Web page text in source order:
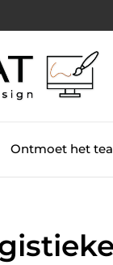
Ontmoet het